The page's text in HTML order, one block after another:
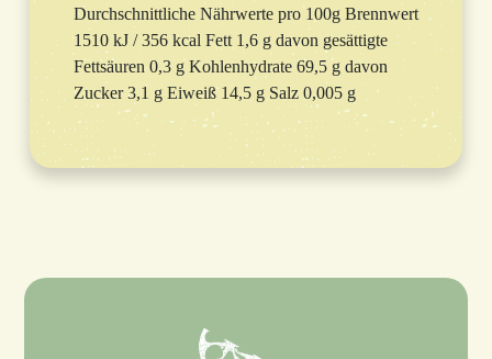
Durchschnittliche Nährwerte pro 100g Brennwert
1510 kJ / 356 kcal Fett 1,6 g davon gesättigte
Fettsäuren 0,3 g Kohlenhydrate 69,5 g davon
Zucker 3,1 g Eiweiß 14,5 g Salz 0,005 g